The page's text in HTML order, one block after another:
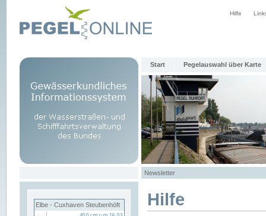
Hilfe
Start Pegelauswahl über Karte
Newsletter
Elbe - Cuxhaven Steubenhöft Hilfe